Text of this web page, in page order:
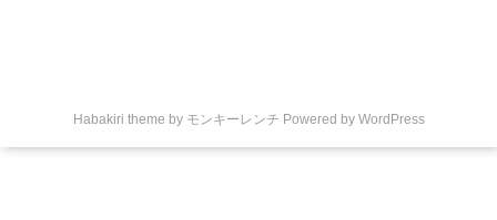
Habakiri theme by モンキーレンチ Powered by WordPress